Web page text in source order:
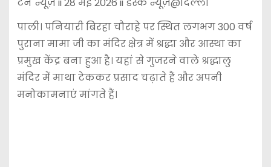
पाली। पनियारी बिरहा चौराहे पर स्थित लगभग 300 वर्ष
पुराना मामा जी का मंदिर क्षेत्र में श्रद्धा और आस्था का
प्रमुख केंद्र बना हुआ है। यहां से गुजरने वाले श्रद्धालु
मंदिर में माथा टेककर प्रसाद चढ़ाते हैं और अपनी
मनोकामनाएं मांगते हैं।